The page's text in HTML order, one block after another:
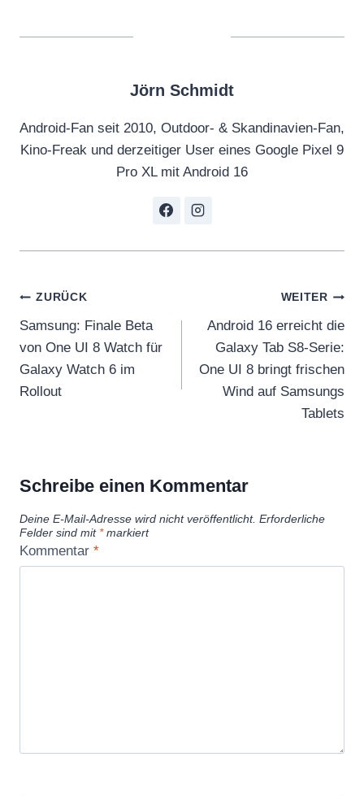
Jörn Schmidt
Android-Fan seit 2010, Outdoor- & Skandinavien-Fan,
Kino-Freak und derzeitiger User eines Google Pixel 9
Pro XL mit Android 16
Beitragsnavigation
ZURÜCK
Samsung: Finale Beta
von One UI 8 Watch für
Galaxy Watch 6 im
Rollout
WEITER
Android 16 erreicht die
Galaxy Tab S8-Serie:
One UI 8 bringt frischen
Wind auf Samsungs
Tablets
Schreibe einen Kommentar
Deine E-Mail-Adresse wird nicht veröffentlicht. Erforderliche
Felder sind mit *markiert
Kommentar *